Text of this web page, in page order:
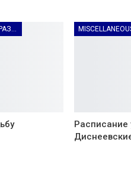
Расписание